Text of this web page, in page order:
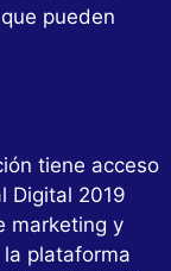
pueden
tiene acceso
Digital 2019
marketing y
plataforma